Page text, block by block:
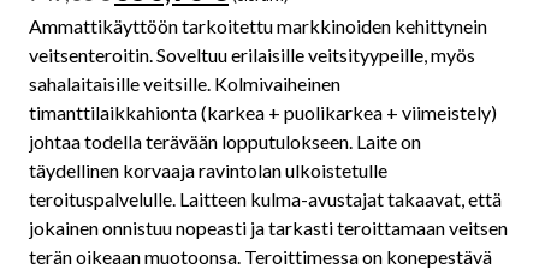
hinta
oli:
749,00 €.
hinta
on:
650,90 €.
Ammattikäyttöön tarkoitettu markkinoiden kehittynein
veitsenteroitin. Soveltuu erilaisille veitsityypeille, myös
sahalaitaisille veitsille. Kolmivaiheinen
timanttilaikkahionta (karkea + puolikarkea + viimeistely)
johtaa todella terävään lopputulokseen. Laite on
täydellinen korvaaja ravintolan ulkoistetulle
teroituspalvelulle. Laitteen kulma-avustajat takaavat, että
jokainen onnistuu nopeasti ja tarkasti teroittamaan veitsen
terän oikeaan muotoonsa. Teroittimessa on konepestävä